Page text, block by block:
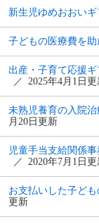
新生児ゆめおおい
子どもの医療費を助
出産・子育て応援
2025年4月1日
未熟児養育の入院
月20日更新
児童手当支給関係
2020年7月1日
お支払いした子ど
更新